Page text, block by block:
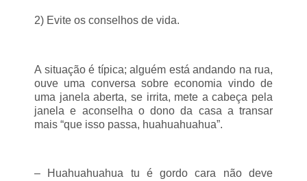
2) Evite os conselhos de vida.
A situação é típica; alguém está andando na rua,
ouve uma conversa sobre economia vindo de
uma janela aberta, se irrita, mete a cabeça pela
janela e aconselha o dono da casa a transar
mais “que isso passa, huahuahuahua”.
– Huahuahuahua tu é gordo cara não deve